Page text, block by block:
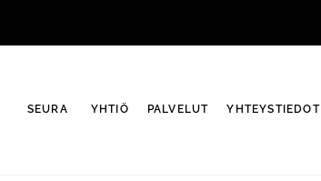
SEURA YHTIÖ PALVELUT YHTEYSTIEDOT